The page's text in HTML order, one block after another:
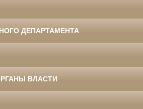
ДЕПАРТАМЕНТА
ВЛАСТИ